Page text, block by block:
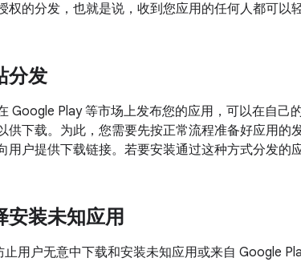
权的分发，也就是说，收到您应用的任何人都可以
分发
Google Play 等市场上发布您的应用，可以在自己
供下载。为此，您需要先按正常流程准备好应用的
用户提供下载链接。若要安装通过这种方式分发的
安装未知应用
用户无意中下载和安装未知应用或来自 Google